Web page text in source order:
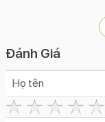
Củ sạc 10W,
Sạc nhanh
điện thoại và
Củ sạc 15W,
Củ sạc này
sạc cho các
Đánh Giá